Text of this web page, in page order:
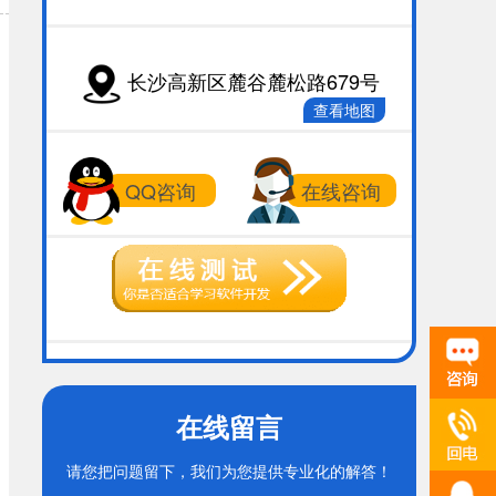
长沙高新区麓谷麓松路679号
查看地图
QQ咨询 在线咨询
在线留言
请您把问题留下，我们为您提供专业化的解答！